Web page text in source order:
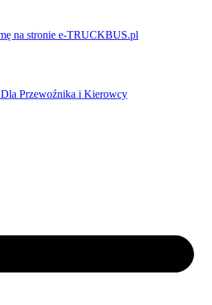
na stronie e-TRUCKBUS.pl
Przewoźnika i Kierowcy